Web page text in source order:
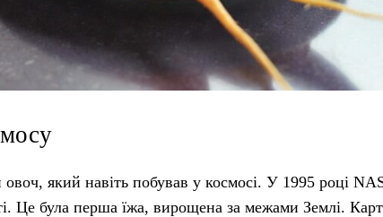
який навіть побував у космосі. У 1995 році
Це була перша їжа, вирощена за межами Землі.